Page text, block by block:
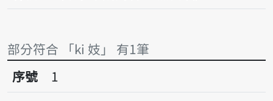
部分符合 「ki 妓」 有1筆
序號1妓女
序號
1